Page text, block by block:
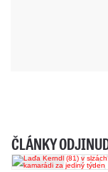
ČLÁNKY